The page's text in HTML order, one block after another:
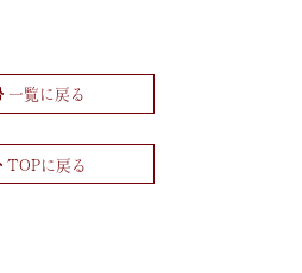
一覧に戻る
TOPに戻る